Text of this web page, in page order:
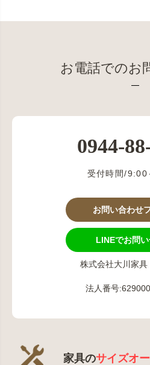
お電話でのお
0944-
受付時間/
お問い合わせ
LINEでお問
株式会社大川家具
法人番号
家具のサイズオ